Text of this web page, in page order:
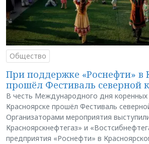
Общество
При поддержке «Роснефти» в
прошёл Фестиваль северной
В честь Международного дня
Красноярске прошёл Фестиваль
Организаторами мероприятия
Красноярскнефтегаз» и
предприятия «Роснефти» в